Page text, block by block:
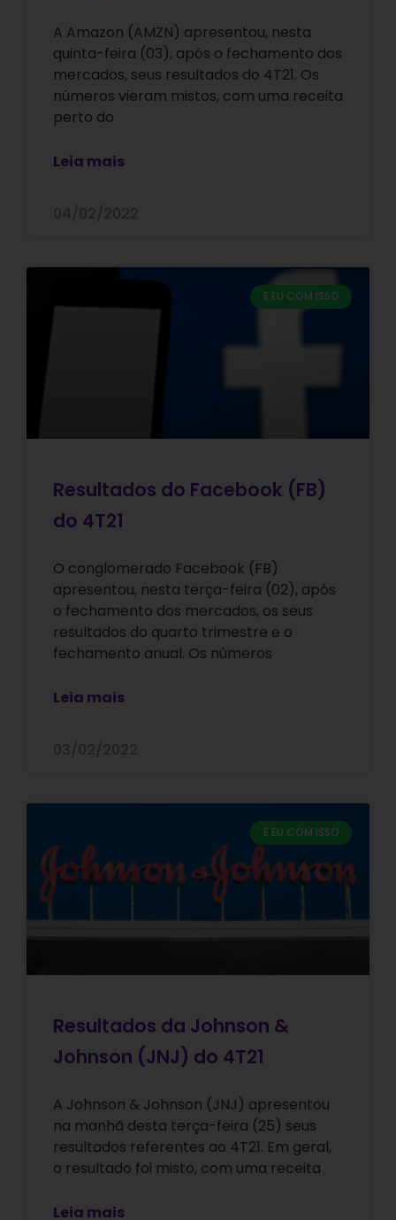
A Amazon (AMZN) apresentou, nesta
quinta-feira (03), após o fechamento dos
mercados, seus resultados do 4T21. Os
números vieram mistos, com uma receita
perto do
Leia mais
E EU COM ISSO
Resultados do Facebook (FB)
do 4T21
O conglomerado Facebook (FB)
apresentou, nesta terça-feira (02), após
o fechamento dos mercados, os seus
resultados do quarto trimestre e o
fechamento anual. Os números
Leia mais
E EU COM ISSO
Resultados da Johnson &
Johnson (JNJ) do 4T21
A Johnson & Johnson (JNJ) apresentou
na manhã desta terça-feira (25) seus
resultados referentes ao 4T21. Em geral,
o resultado foi misto, com uma receita
Leia mais